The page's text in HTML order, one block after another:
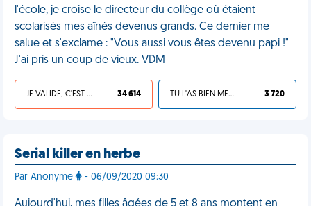
l'école, je croise le directeur du collège où étaient
scolarisés mes aînés devenus grands. Ce dernier me
salue et s'exclame : "Vous aussi vous êtes devenu papi !"
J'ai pris un coup de vieux. VDM
JE VALIDE, C'EST UNE VDM 34 614 TU L'AS BIEN MÉRITÉ 3 720
Serial killer en herbe
Par Anonyme - 06/09/2020 09:30